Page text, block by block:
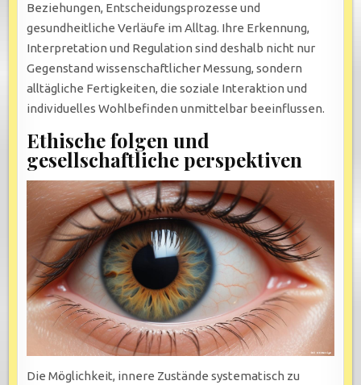
Beziehungen, Entscheidungsprozesse und
gesundheitliche Verläufe im Alltag. Ihre Erkennung,
Interpretation und Regulation sind deshalb nicht nur
Gegenstand wissenschaftlicher Messung, sondern
alltägliche Fertigkeiten, die soziale Interaktion und
individuelles Wohlbefinden unmittelbar beeinflussen.
Ethische folgen und
gesellschaftliche perspektiven
Die Möglichkeit, innere Zustände systematisch zu